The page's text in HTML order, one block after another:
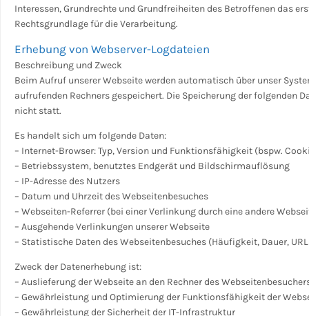
Interessen, Grundrechte und Grundfreiheiten des Betroffenen das
Rechtsgrundlage für die Verarbeitung.
Erhebung von Webserver-Logdateien
Beschreibung und Zweck
Beim Aufruf unserer Webseite werden automatisch über unser
aufrufenden Rechners gespeichert. Die Speicherung der folgenden
nicht statt.
Es handelt sich um folgende Daten:
– Internet-Browser: Typ, Version und Funktionsfähigkeit (bspw.
– Betriebssystem, benutztes Endgerät und Bildschirmauflösung
– IP-Adresse des Nutzers
– Datum und Uhrzeit des Webseitenbesuches
– Webseiten-Referrer (bei einer Verlinkung durch eine andere
– Ausgehende Verlinkungen unserer Webseite
– Statistische Daten des Webseitenbesuches (Häufigkeit, Dauer,
Zweck der Datenerhebung ist:
– Auslieferung der Webseite an den Rechner des
– Gewährleistung und Optimierung der Funktionsfähigkeit der
– Gewährleistung der Sicherheit der IT-Infrastruktur